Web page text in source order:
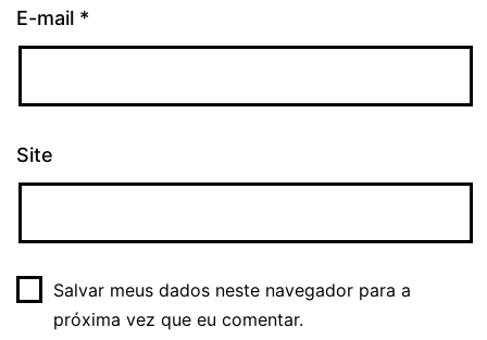
E-mail *
Site
Salvar meus dados neste navegador para a
próxima vez que eu comentar.